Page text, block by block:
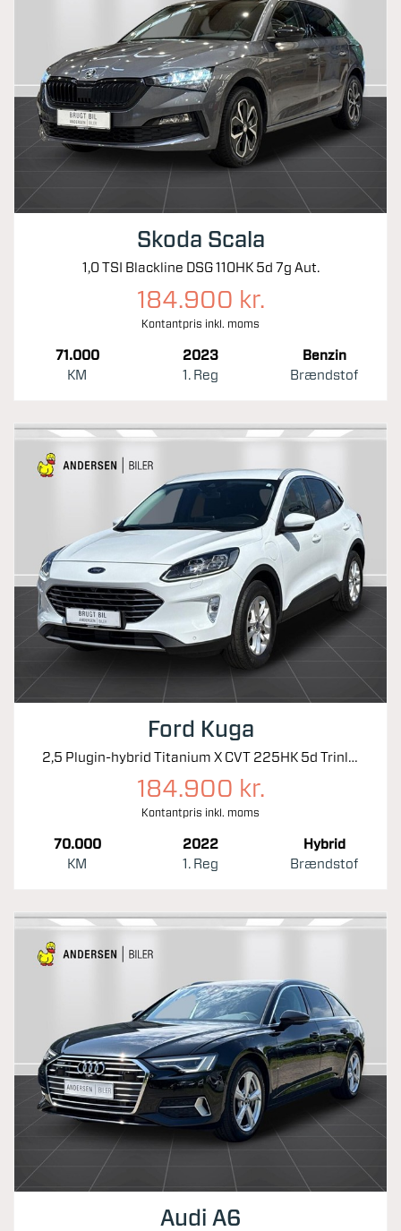
Skoda Scala
1,0 TSI Blackline DSG 110HK 5d 7g Aut.
184.900 kr.
Kontantpris inkl. moms
71.000
KM
2023
1. Reg
Benzin
Brændstof
Ford Kuga
2,5 Plugin-hybrid Titanium X CVT 225HK 5d Trinl. Gear
184.900 kr.
Kontantpris inkl. moms
70.000
KM
2022
1. Reg
Hybrid
Brændstof
Audi A6